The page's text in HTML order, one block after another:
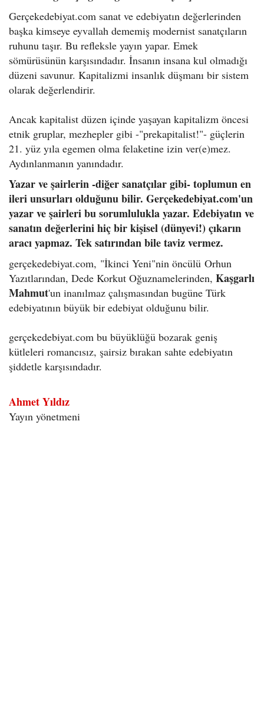
Gerçekedebiyat.com sanat ve edebiyatın değerlerinden
başka kimseye eyvallah dememiş modernist sanatçıların
ruhunu taşır. Bu refleksle yayın yapar. Emek
sömürüsünün karşısındadır. İnsanın insana kul olmadığı
düzeni savunur. Kapitalizmi insanlık düşmanı bir sistem
olarak değerlendirir.
Ancak kapitalist düzen içinde yaşayan kapitalizm öncesi
etnik gruplar, mezhepler gibi -"prekapitalist!"- güçlerin
21. yüz yıla egemen olma felaketine izin ver(e)mez.
Aydınlanmanın yanındadır.
Yazar ve şairlerin -diğer sanatçılar gibi- toplumun en
ileri unsurları olduğunu bilir. Gerçekedebiyat.com'un
yazar ve şairleri bu sorumlulukla yazar. Edebiyatın ve
sanatın değerlerini hiç bir kişisel (dünyevi!) çıkarın
aracı yapmaz. Tek satırından bile taviz vermez.
gerçekedebiyat.com, "İkinci Yeni"nin öncülü Orhun
Yazıtlarından, Dede Korkut Oğuznamelerinden, Kaşgarlı
Mahmut'un inanılmaz çalışmasından bugüne Türk
edebiyatının büyük bir edebiyat olduğunu bilir.
gerçekedebiyat.com bu büyüklüğü bozarak geniş
kütleleri romancısız, şairsiz bırakan sahte edebiyatın
şiddetle karşısındadır.
Ahmet Yıldız
Yayın yönetmeni